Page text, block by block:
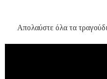
Απολαύστε όλα τα